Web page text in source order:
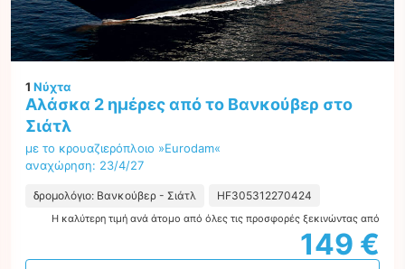
1 Νύχτα
Αλάσκα 2 ημέρες από το Βανκούβερ στο
Σιάτλ
με το κρουαζιερόπλοιο »Eurodam«
αναχώρηση: 23/4/27
δρομολόγιο: Βανκούβερ - Σιάτλ HF305312270424
Η καλύτερη τιμή ανά άτομο από όλες τις προσφορές ξεκινώντας από
149 €